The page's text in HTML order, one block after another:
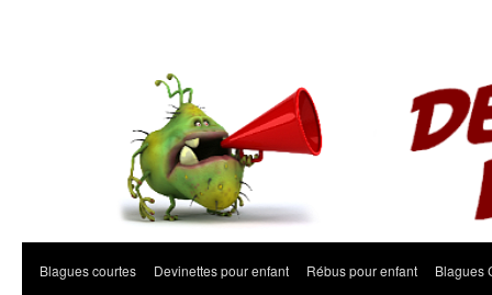
Blagues courtes Devinettes pour enfant Rébus pour enfant Blagues